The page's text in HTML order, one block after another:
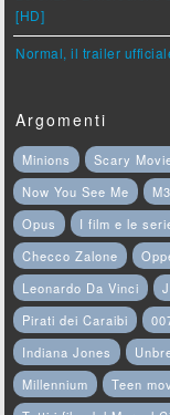
[HD]
Normal, il trailer
Argomenti
Minions Scary
Now You See Me
Opus
I film e le
Checco Zalone
Leonardo Da Vinci
Pirati dei Caraibi
Indiana Jones
Millennium
Teen